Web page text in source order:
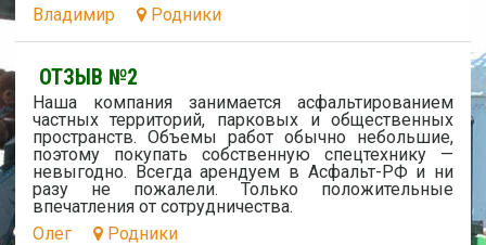
Владимир
Родники
ОТЗЫВ №2
Наша компания занимается асфальтированием
частных территорий, парковых и общественных
пространств. Объемы работ обычно небольшие,
поэтому покупать собственную спецтехнику —
невыгодно. Всегда арендуем в Асфальт-РФ и ни
разу не пожалели. Только положительные
впечатления от сотрудничества.
Олег
Родники